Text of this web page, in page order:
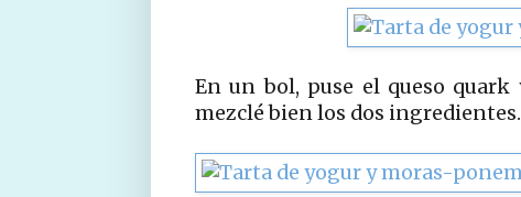
En un bol, puse el queso
mezclé bien los dos ingredientes.